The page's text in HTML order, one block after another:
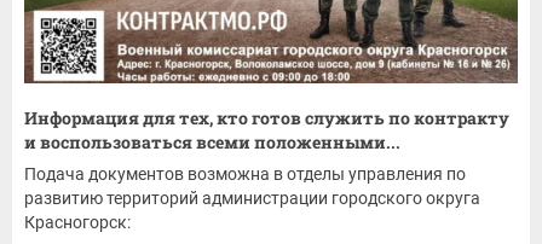
Информация для тех, кто готов служить по контракту
и воспользоваться всеми положенными...
Подача документов возможна в отделы управления по
развитию территорий администрации городского округа
Красногорск: